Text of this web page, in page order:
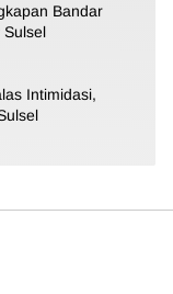
Bandar
Sulsel
Intimidasi,